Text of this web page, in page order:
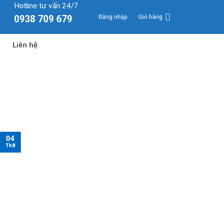
Hotline tư vấn 24/7
0938 709 679 Đăng nhập Giỏ hàng
Liên hệ
04
Th8